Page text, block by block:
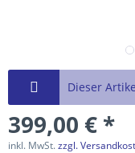
Dieser
399,00 € *
inkl. MwSt.zzgl.